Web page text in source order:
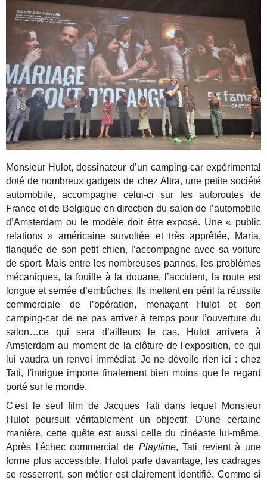
Monsieur Hulot, dessinateur d’un camping-car expérimental
doté de nombreux gadgets de chez Altra, une petite société
automobile, accompagne celui-ci sur les autoroutes de
France et de Belgique en direction du salon de l’automobile
d’Amsterdam où le modèle doit être exposé. Une « public
relations » américaine survoltée et très apprêtée, Maria,
flanquée de son petit chien, l’accompagne avec sa voiture
de sport. Mais entre les nombreuses pannes, les problèmes
mécaniques, la fouille à la douane, l’accident, la route est
longue et semée d’embûches. Ils mettent en péril la réussite
commerciale de l’opération, menaçant Hulot et son
camping-car de ne pas arriver à temps pour l’ouverture du
salon…ce qui sera d’ailleurs le cas. Hulot arrivera à
Amsterdam au moment de la clôture de l'exposition, ce qui
lui vaudra un renvoi immédiat. Je ne dévoile rien ici : chez
Tati, l'intrigue importe finalement bien moins que le regard
porté sur le monde.
C'est le seul film de Jacques Tati dans lequel Monsieur
Hulot poursuit véritablement un objectif. D'une certaine
manière, cette quête est aussi celle du cinéaste lui-même.
Après l'échec commercial de Playtime, Tati revient à une
forme plus accessible. Hulot parle davantage, les cadrages
se resserrent, son métier est clairement identifié. Comme si